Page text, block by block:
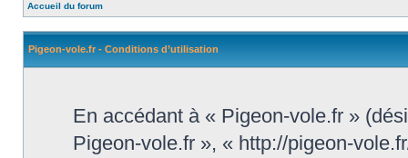
Accueil du forum
Pigeon-vole.fr - Conditions d’utilisation
En accédant à « Pigeon-vole.fr »
Pigeon-vole.fr », « http://pigeon-